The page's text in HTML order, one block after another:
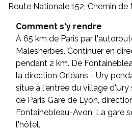
Route Nationale 152, Chemin de
Comment s'y rendre
À 65 km de Paris par
Malesherbes. Continuer en
pendant 2 km. De
la direction Orléans - Ury
situe à l'entrée du village d'Ury
de Paris Gare de Lyon,
Fontainebleau-Avon. La gare
l'hôtel.